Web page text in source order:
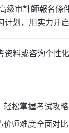
级审計師報名條
划，用实力开启
资料或咨询个性
松掌握考试攻略
师难度全面对